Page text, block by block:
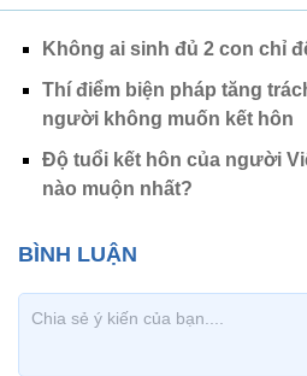
Không ai sinh đủ 2 con chỉ
Thí điểm biện pháp tăng
người không muốn kết hôn
Độ tuổi kết hôn của người
nào muộn nhất?